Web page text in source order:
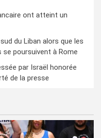
ont atteint un
du Liban alors que les
poursuivent à Rome
par Israël honorée
de la presse